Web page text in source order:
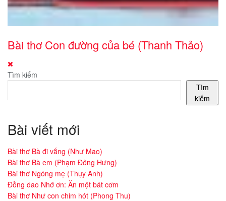
Bài thơ Con đường của bé (Thanh Thảo)
Tìm kiếm
Tìm
kiếm
Bài viết mới
Bài thơ Bà đi vắng (Như Mao)
Bài thơ Bà em (Phạm Đông Hưng)
Bài thơ Ngóng mẹ (Thụy Anh)
Đồng dao Nhớ ơn: Ăn một bát cơm
Bài thơ Như con chim hót (Phong Thu)